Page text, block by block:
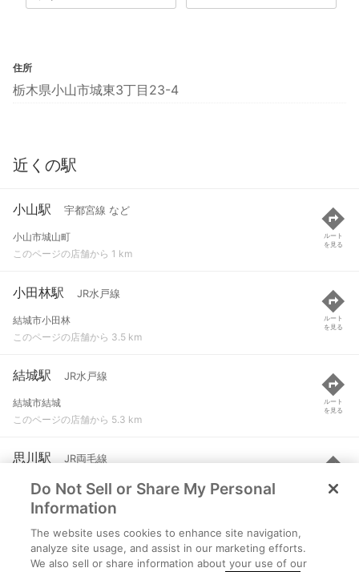
住所
栃木県小山市城東3丁目23-4
近くの駅
小山駅 宇都宮線 など
小山市城山町
このページの店舗から 1 km
ルート
を見る
小田林駅 JR水戸線
結城市小田林
このページの店舗から 3.5 km
ルート
を見る
結城駅 JR水戸線
結城市結城
このページの店舗から 5.3 km
ルート
を見る
思川駅 JR両毛線
小山市大字松沼
このページの店舗から 5.3 km
ルート
を見る
東結城駅 JR水戸線
結城市大字結城
Do Not Sell or Share My Personal
Information
The website uses cookies to enhance site navigation,
analyze site usage, and assist in our marketing efforts.
We also sell or share information about your use of our